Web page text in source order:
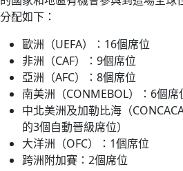
分配如下：
歐洲（UEFA）：16個席位
非洲（CAF）：9個席位
亞洲（AFC）：8個席位
南美洲（CONMEBOL）：6個席
中北美洲及加勒比海（
的3個自動晉級席位）
大洋洲（OFC）：1個席位
跨洲附加賽：2個席位